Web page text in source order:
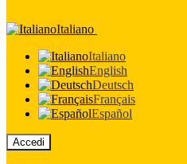
Italiano
Italiano
English
Deutsch
Français
Español
Accedi